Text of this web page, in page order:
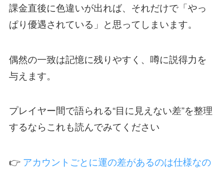
課金直後に色違いが出れば、それだけで「やっ
ぱり優遇されている」と思ってしまいます。
偶然の一致は記憶に残りやすく、噂に説得力を
与えます。
プレイヤー間で語られる“目に見えない差”を整理
するならこれも読んでみてください
👉 アカウントごとに運の差があるのは仕様なの